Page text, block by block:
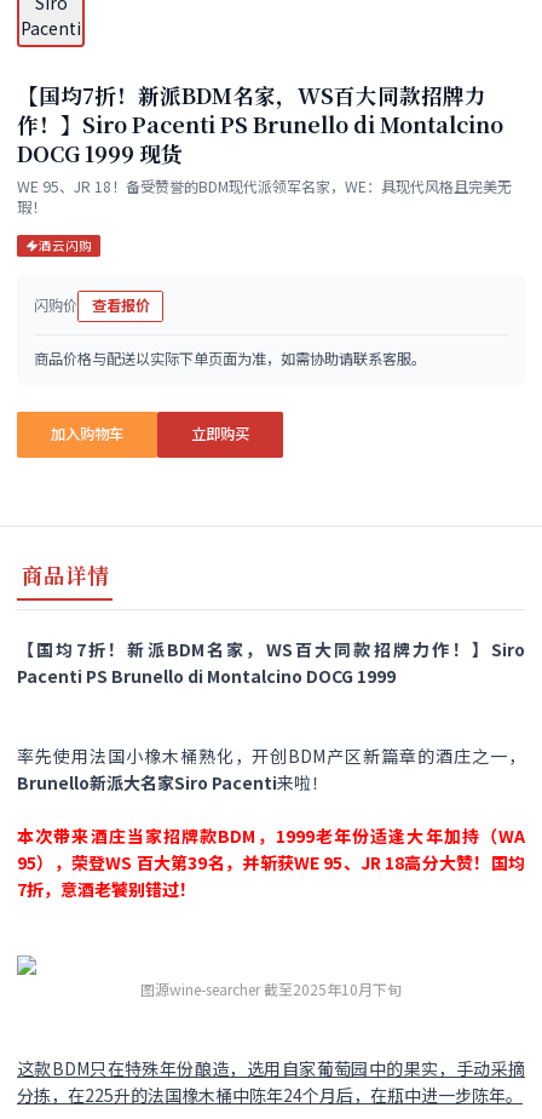
【国均7折！新派BDM名家，WS百大同款招牌力
作！】Siro Pacenti PS Brunello di Montalcino
DOCG 1999 现货
WE 95、JR 18！备受赞誉的BDM现代派领军名家，WE：具现代风格且完美无
瑕！
酒云闪购
闪购价 查看报价
商品价格与配送以实际下单页面为准，如需协助请联系客服。
加入购物车 立即购买
商品详情
【国均7折！新派BDM名家，WS百大同款招牌力作！】Siro
Pacenti PS Brunello di Montalcino DOCG 1999
率先使用法国小橡木桶熟化，开创BDM产区新篇章的酒庄之一，
Brunello新派大名家Siro Pacenti来啦！
本次带来酒庄当家招牌款BDM，1999老年份适逢大年加持（WA
95），荣登WS 百大第39名，并斩获WE 95、JR 18高分大赞！ 国均
7折，意酒老饕别错过！
图源wine-searcher 截至2025年10月下旬
这款BDM只在特殊年份酿造，选用自家葡萄园中的果实，手动采摘
分拣，在225升的法国橡木桶中陈年24个月后，在瓶中进一步陈年。